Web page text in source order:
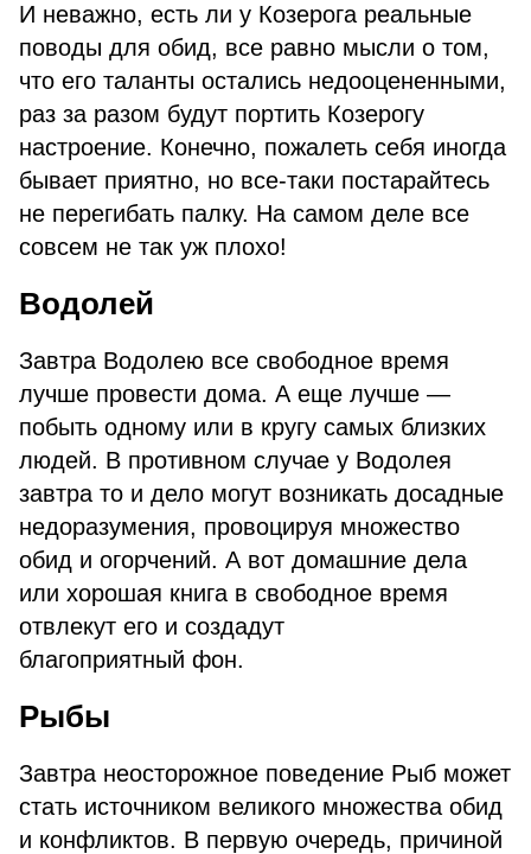
И неважно, есть ли у Козерога реальные
поводы для обид, все равно мысли о том,
что его таланты остались недооцененными,
раз за разом будут портить Козерогу
настроение. Конечно, пожалеть себя иногда
бывает приятно, но все-таки постарайтесь
не перегибать палку. На самом деле все
совсем не так уж плохо!
Водолей
Завтра Водолею все свободное время
лучше провести дома. А еще лучше —
побыть одному или в кругу самых близких
людей. В противном случае у Водолея
завтра то и дело могут возникать досадные
недоразумения, провоцируя множество
обид и огорчений. А вот домашние дела
или хорошая книга в свободное время
отвлекут его и создадут
благоприятный фон.
Рыбы
Завтра неосторожное поведение Рыб может
стать источником великого множества обид
и конфликтов. В первую очередь, причиной